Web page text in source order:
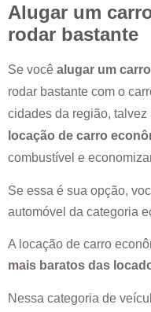
Alugar um
rodar bastante
Se você alugar um
rodar bastante com o
cidades da região,
locação de carro
combustível e
Se essa é sua opção,
automóvel da categoria
A locação de carro
mais baratos das
Nessa categoria de